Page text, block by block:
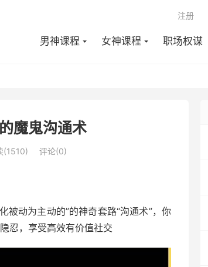
男神课程 女神课程 职场权谋
注册
魔鬼沟通术
(1510) 评论(0)
被动为主动的”的神奇套路“沟通术”，你
忍，享受高效有价值社交